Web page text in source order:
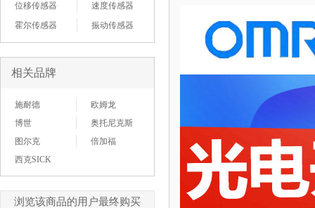
位移传感器
速度传感器
霍尔传感器
振动传感器
相关品牌
施耐德
欧姆龙
博世
奥托尼克斯
图尔克
倍加福
西克SICK
浏览该商品的用户最终购买